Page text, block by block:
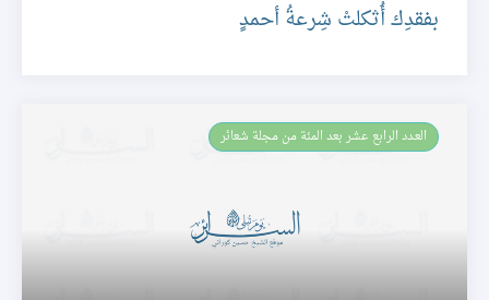
بفقدِك أُثكلتْ شِرعةُ أحمدٍ
العـدد الرابع عشر بعد المئة من مجلة شعائر